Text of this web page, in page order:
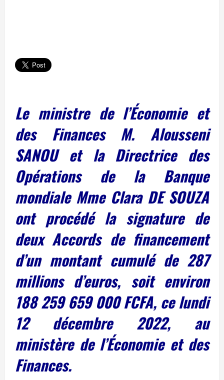
Le ministre de l’Économie et
des Finances M. Alousseni
SANOU et la Directrice des
Opérations de la Banque
mondiale Mme Clara DE SOUZA
ont procédé la signature de
deux Accords de financement
d’un montant cumulé de 287
millions d’euros, soit environ
188 259 659 000 FCFA, ce lundi
12 décembre 2022, au
ministère de l’Économie et des
Finances.